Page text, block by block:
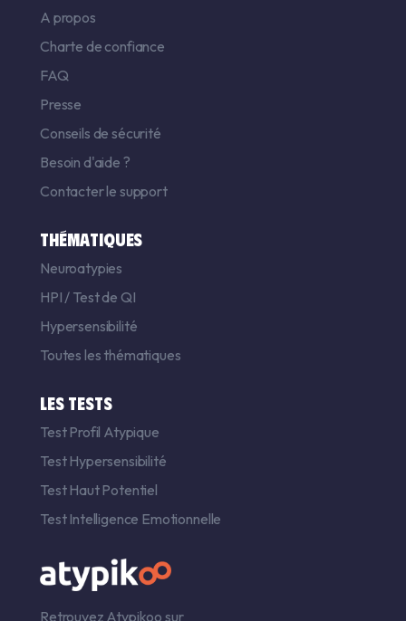
A propos
Charte de confiance
FAQ
Presse
Conseils de sécurité
Besoin d'aide ?
Contacter le support
THÉMATIQUES
Neuroatypies
HPI / Test de QI
Hypersensibilité
Toutes les thématiques
LES TESTS
Test Profil Atypique
Test Hypersensibilité
Test Haut Potentiel
Test Intelligence Emotionnelle
Retrouvez Atypikoo sur